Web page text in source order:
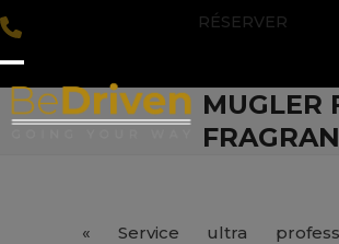
Skip
to
content
RÉSERVER
Open
mobile
Close
mobile
MUGLER
« Service ultra